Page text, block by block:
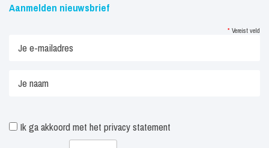
Aanmelden nieuwsbrief
* Vereist veld
Ik ga akkoord met het privacy statement